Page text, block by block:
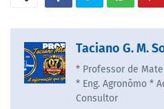
Taciano G. M.
* Professor de
* Eng. Agronômo *
Consultor